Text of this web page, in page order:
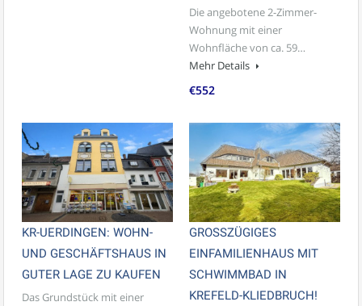
Die angebotene 2-Zimmer-
Wohnung mit einer
Wohnfläche von ca. 59…
Mehr Details
€552
KR-UERDINGEN: WOHN-
UND GESCHÄFTSHAUS IN
GUTER LAGE ZU KAUFEN
Das Grundstück mit einer
GROSSZÜGIGES
EINFAMILIENHAUS MIT
SCHWIMMBAD IN
KREFELD-KLIEDBRUCH!